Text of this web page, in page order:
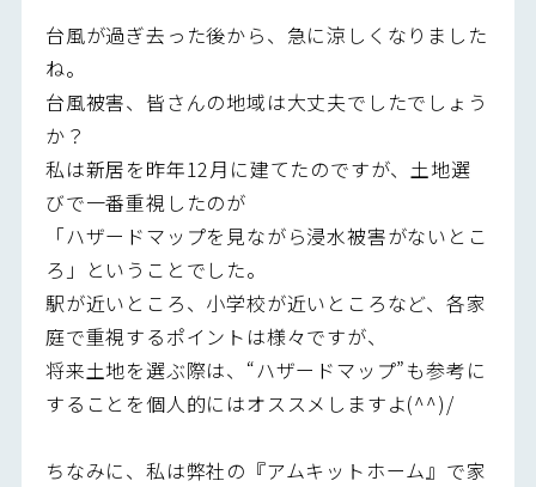
台風が過ぎ去った後から、急に涼しくなりました
ね。
台風被害、皆さんの地域は大丈夫でしたでしょう
か？
私は新居を昨年12月に建てたのですが、土地選
びで一番重視したのが
「ハザードマップを見ながら浸水被害がないとこ
ろ」ということでした。
駅が近いところ、小学校が近いところなど、各家
庭で重視するポイントは様々ですが、
将来土地を選ぶ際は、“ハザードマップ”も参考に
することを個人的にはオススメしますよ(^^)/
ちなみに、私は弊社の『アムキットホーム』で家